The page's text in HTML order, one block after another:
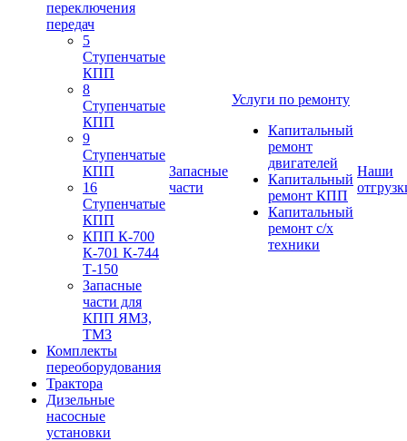
переключения
передач
5
Ступенчатые
КПП
8
Ступенчатые
КПП
9
Ступенчатые
КПП
16
Ступенчатые
КПП
КПП К-700
К-701 К-744
Т-150
Запасные
части для
КПП ЯМЗ,
ТМЗ
Комплекты
переоборудования
Трактора
Дизельные
насосные
установки
Запасные
части
Услуги по ремонту
Капитальный
ремонт
двигателей
Капитальный
ремонт КПП
Капитальный
ремонт с/х
техники
Наши